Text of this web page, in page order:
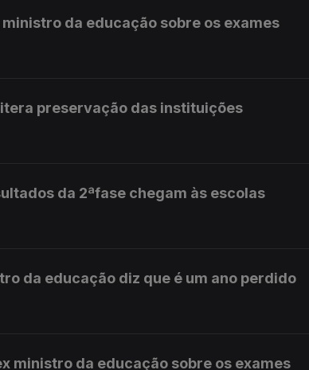
da educação sobre os exames
preservação das instituições
da 2ªfase chegam às escolas
da educação diz que é um ano perdido
ministro da educação sobre os exames